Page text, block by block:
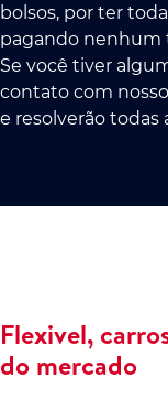
bolsos, por ter
pagando nenhum
Se você tiver
contato com
e resolverão todas
Flexivel,
do mercado